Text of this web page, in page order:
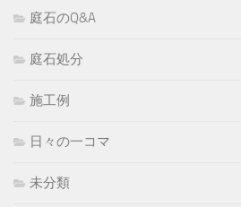
庭石のQ&A
庭石処分
施工例
日々の一コマ
未分類